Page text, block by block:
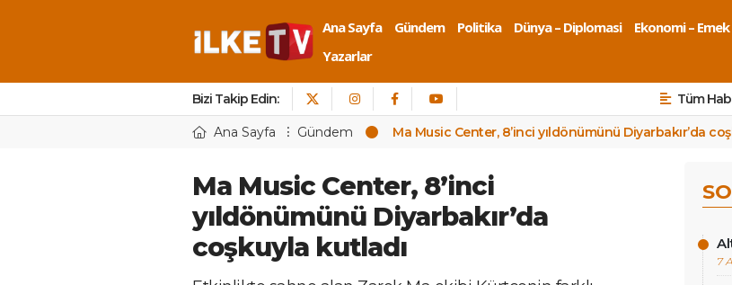
Ana Sayfa Gündem Politika Dünya – Diplomasi Ekonomi – Emek
Yazarlar
Bizi Takip Edin: Tüm
Ana Sayfa Gündem Ma Music Center, 8’inci yıldönümünü Diyarbakır’da
Ma Music Center, 8’inci
yıldönümünü Diyarbakır’da
coşkuyla kutladı
7